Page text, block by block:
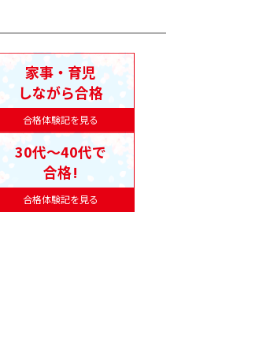
合格体験記を見る
家事・育児
しながら合格
合格体験記を見る
30代〜40代で
合格!